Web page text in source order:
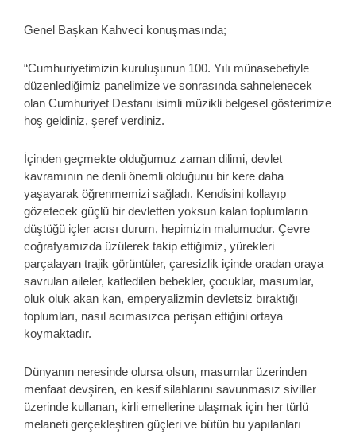
Genel Başkan Kahveci konuşmasında;
“Cumhuriyetimizin kuruluşunun 100. Yılı münasebetiyle
düzenlediğimiz panelimize ve sonrasında sahnelenecek
olan Cumhuriyet Destanı isimli müzikli belgesel gösterimize
hoş geldiniz, şeref verdiniz.
İçinden geçmekte olduğumuz zaman dilimi, devlet
kavramının ne denli önemli olduğunu bir kere daha
yaşayarak öğrenmemizi sağladı. Kendisini kollayıp
gözetecek güçlü bir devletten yoksun kalan toplumların
düştüğü içler acısı durum, hepimizin malumudur. Çevre
coğrafyamızda üzülerek takip ettiğimiz, yürekleri
parçalayan trajik görüntüler, çaresizlik içinde oradan oraya
savrulan aileler, katledilen bebekler, çocuklar, masumlar,
oluk oluk akan kan, emperyalizmin devletsiz bıraktığı
toplumları, nasıl acımasızca perişan ettiğini ortaya
koymaktadır.
Dünyanın neresinde olursa olsun, masumlar üzerinden
menfaat devşiren, en kesif silahlarını savunmasız siviller
üzerinde kullanan, kirli emellerine ulaşmak için her türlü
melaneti gerçekleştiren güçleri ve bütün bu yapılanları